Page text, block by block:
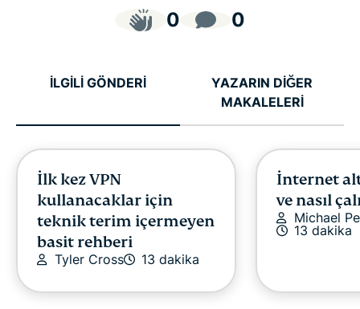
0 0
İLGİLİ GÖNDERİ
YAZARIN DİĞER
MAKALELERİ
İlk kez VPN
kullanacaklar için
teknik terim içermeyen
basit rehberi
Tyler Cross 13 dakika
İnternet
ve nasıl
Michael
13 dakika